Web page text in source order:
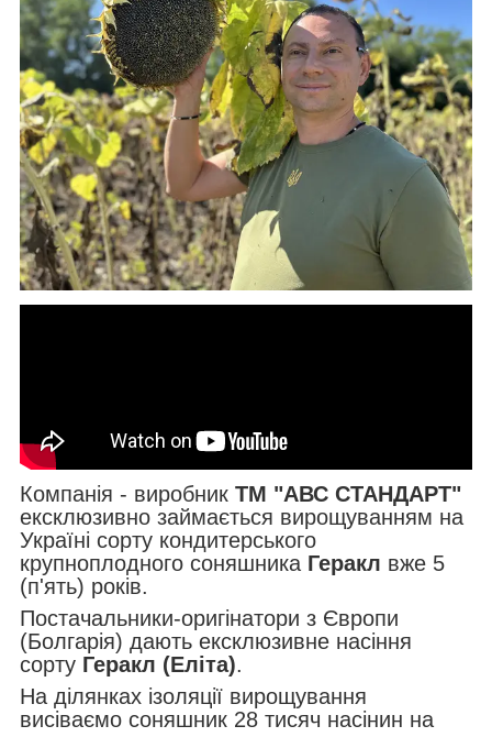
Компанія - виробник ТМ "АВС СТАНДАРТ"
ексклюзивно займається вирощуванням на
Україні сорту кондитерського
крупноплодного соняшника Геракл вже 5
(п'ять) років.
Постачальники-оригінатори з Європи
(Болгарія) дають ексклюзивне насіння
сорту Геракл (Еліта).
На ділянках ізоляції вирощування
висіваємо соняшник 28 тисяч насінин на